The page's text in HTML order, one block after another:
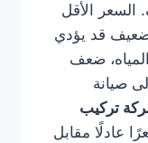
الأقل
قد يؤدي
ضعف
صيانة
تركيب
عادلًا مقابل